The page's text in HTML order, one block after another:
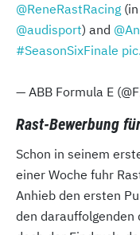
@ReneRastRacing
@audisport) and
#SeasonSixFinale
— ABB Formula E
Rast-Bewerbung
Schon in seinem
einer Woche fuhr
Anhieb den ersten
den darauffolgenden